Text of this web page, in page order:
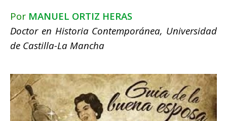
Por MANUEL ORTIZ HERAS
Doctor en Historia Contemporánea, Universidad
de Castilla-La Mancha